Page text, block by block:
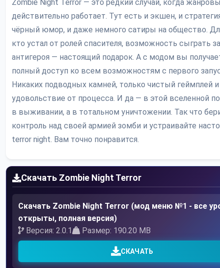
Zombie Night Terror — это редкий случай, когда
действительно работает. Тут есть и экшен, и
чёрный юмор, и даже немного сатиры на общество.
кто устал от ролей спасителя, возможность сыграть за
антигероя — настоящий подарок. А с модом вы
полный доступ ко всем возможностям с первого
Никаких подводных камней, только чистый геймплей и
удовольствие от процесса. И да — в этой вселенной
в выживании, а в тотальном уничтожении. Так что
контроль над своей армией зомби и устраивайте
terror night. Вам точно понравится.
Скачать Zombie Night Terror
Скачать Zombie Night Terror (мод меню №1 - все
открыты, полная версия)
Версия: 2.0.1
Размер: 190.20 MB
СКАЧАТЬ